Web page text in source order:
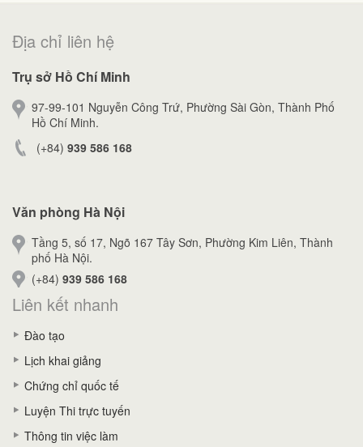
Địa chỉ liên hệ
Trụ sở Hồ Chí Minh
97-99-101 Nguyễn Công Trứ, Phường Sài Gòn, Thành Phố
Hồ Chí Minh.
(+84) 939 586 168
Văn phòng Hà Nội
Tầng 5, số 17, Ngõ 167 Tây Sơn, Phường Kim Liên, Thành
phố Hà Nội.
(+84) 939 586 168
Liên kết nhanh
Đào tạo
Lịch khai giảng
Chứng chỉ quốc tế
Luyện Thi trực tuyến
Thông tin việc làm